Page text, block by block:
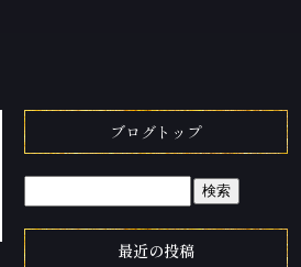
ブログトップ
最近の投稿